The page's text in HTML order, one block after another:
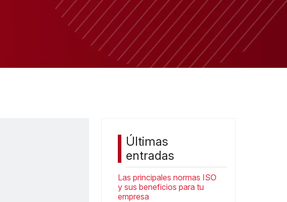
Últimas
entradas
Las principales normas ISO
y sus beneficios para tu
empresa